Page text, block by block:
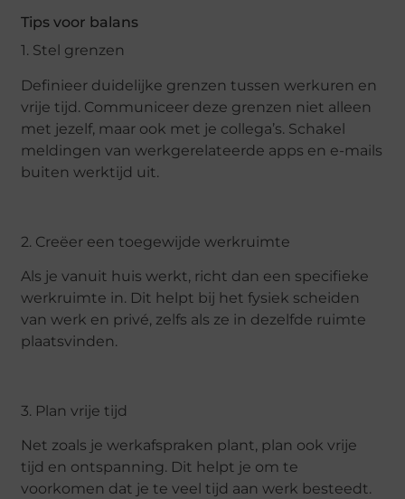
Tips voor balans
1. Stel grenzen
Definieer duidelijke grenzen tussen werkuren en
vrije tijd. Communiceer deze grenzen niet alleen
met jezelf, maar ook met je collega’s. Schakel
meldingen van werkgerelateerde apps en e-mails
buiten werktijd uit.
2. Creëer een toegewijde werkruimte
Als je vanuit huis werkt, richt dan een specifieke
werkruimte in. Dit helpt bij het fysiek scheiden
van werk en privé, zelfs als ze in dezelfde ruimte
plaatsvinden.
3. Plan vrije tijd
Net zoals je werkafspraken plant, plan ook vrije
tijd en ontspanning. Dit helpt je om te
voorkomen dat je te veel tijd aan werk besteedt.